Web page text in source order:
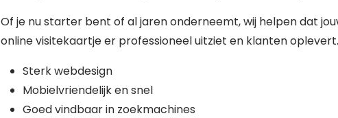
Of je nu starter bent of al jaren onderneemt, wij helpen dat
online visitekaartje er professioneel uitziet en klanten oplevert.
Sterk webdesign
Mobielvriendelijk en snel
Goed vindbaar in zoekmachines